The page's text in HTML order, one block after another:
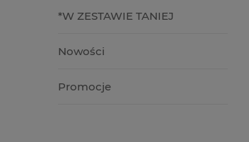
*W ZESTAWIE TANIEJ
Nowości
Promocje
Laser Cut Spectrum Gardenia General
39,90 zł